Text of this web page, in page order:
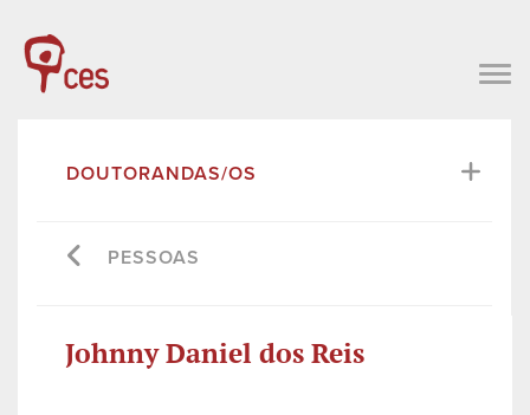
DOUTORANDAS/OS
PESSOAS
Johnny Daniel dos Reis